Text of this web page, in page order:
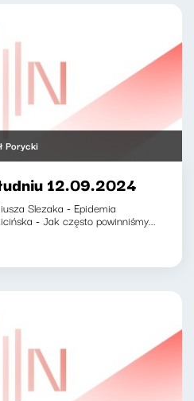
Porycki
12.09.2024
Slezaka - Epidemia
- Jak często powinniśmy...